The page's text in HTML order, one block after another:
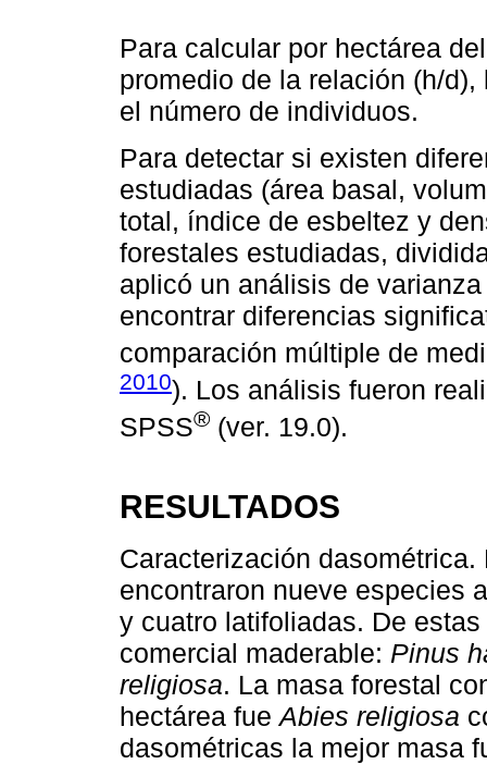
Para calcular por hectárea
promedio de la relación (h/
el número de individuos.
Para detectar si existen
estudiadas (área basal,
total, índice de esbeltez y
forestales estudiadas,
aplicó un análisis de
encontrar diferencias
comparación múltiple de
2010). Los análisis fueron
SPSS® (ver. 19.0).
RESULTADOS
Caracterización
encontraron nueve especies
y cuatro latifoliadas. De
comercial maderable: Pinus
religiosa. La masa forestal
hectárea fueAbies religiosa
dasométricas la mejor masa